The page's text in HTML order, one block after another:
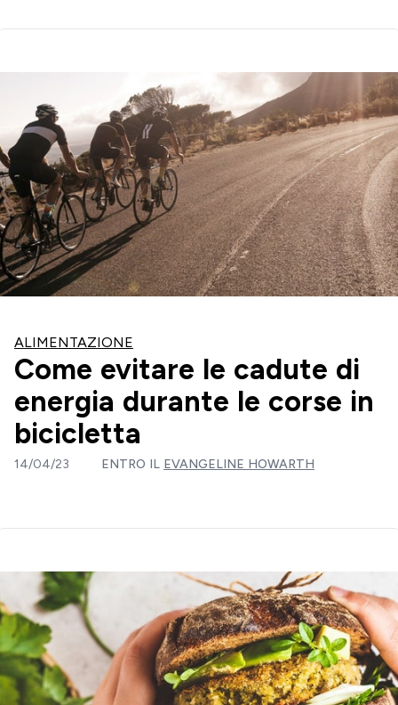
ALIMENTAZIONE
Come evitare le cadute di
energia durante le corse in
bicicletta
14/04/23 ENTRO IL EVANGELINE HOWARTH